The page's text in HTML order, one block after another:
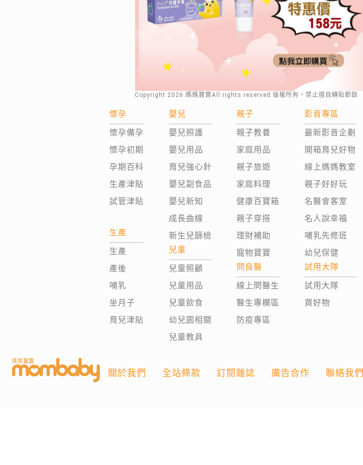
Copyright 2026 .媽媽寶寶All rights reserved.版權所有，禁止擅自轉貼節錄
懷孕
懷孕備孕
懷孕初期
孕期百科
生產津貼
試管津貼
生產
生產
產後
哺乳
坐月子
育兒津貼
嬰兒
嬰兒照護
嬰兒用品
育兒強心針
嬰兒副食品
嬰兒新知
成長曲線
新生兒篩檢
兒童
兒童照顧
兒童用品
兒童飲食
幼兒園相關
兒童教具
親子
親子教養
家庭用品
親子旅遊
家庭料理
健康百寶箱
親子穿搭
理財補助
寵物寶寶
問良醫
線上問醫生
醫生專欄區
防疫專區
影音專區
最新影音企劃
開箱育兒好物
線上媽媽教室
親子好好玩
名醫會客室
名人說幸福
哺乳先修班
幼兒保健
試用大隊
試用大隊
買好物
關於我們 全站條款 訂閱雜誌 廣告合作 聯絡我們